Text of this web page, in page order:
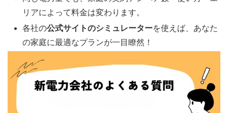
リアによって料金は変わります。
各社の公式サイトのシミュレーターを使えば、あなた
の家庭に最適なプランが一目瞭然！